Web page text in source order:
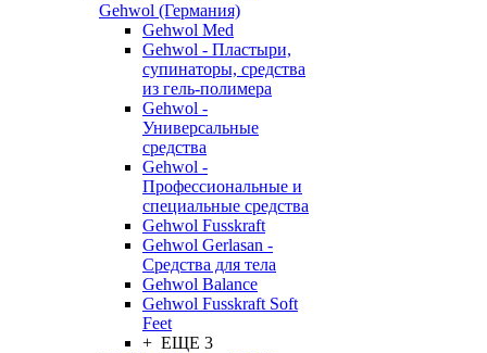
Gehwol (Германия)
Gehwol Med
Gehwol - Пластыри,
супинаторы, средства
из гель-полимера
Gehwol -
Универсальные
средства
Gehwol -
Профессиональные и
специальные средства
Gehwol Fusskraft
Gehwol Gerlasan -
Средства для тела
Gehwol Balance
Gehwol Fusskraft Soft
Feet
+ ЕЩЕ 3